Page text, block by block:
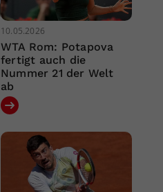
10.05.2026
WTA Rom: Potapova
fertigt auch die
Nummer 21 der Welt
ab